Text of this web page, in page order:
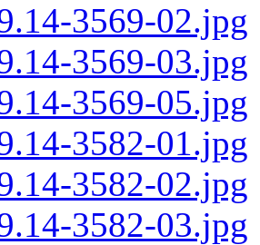
3569-02.jpg
3569-03.jpg
3569-05.jpg
3582-01.jpg
3582-02.jpg
3582-03.jpg